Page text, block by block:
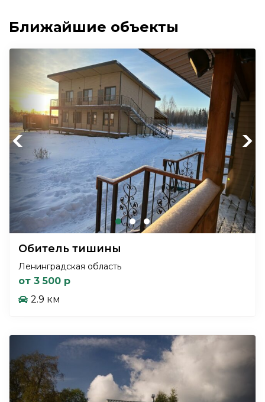
Ближайшие объекты
Previous Next
Обитель тишины
Ленинградская область
от 3 500 р
2.9 км